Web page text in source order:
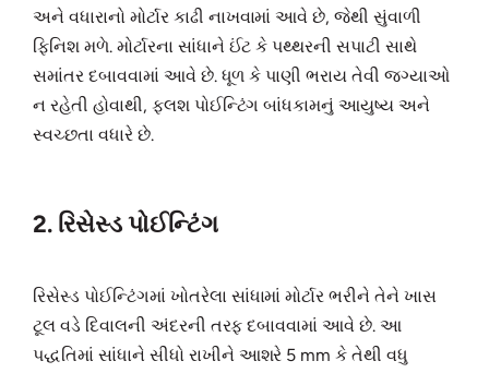
અને વધારાનો મોર્ટાર કાઢી નાખવામાં આવે છે, જેથી સુંવાળી
ફિનિશ મળે. મોર્ટારના સાંધાને ઈંટ કે પથ્થરની સપાટી સાથે
સમાંતર દબાવવામાં આવે છે. ધૂળ કે પાણી ભરાય તેવી જગ્યાઓ
ન રહેતી હોવાથી, ફ્લશ પોઈન્ટિંગ બાંધકામનું આયુષ્ય અને
સ્વચ્છતા વધારે છે.
2. રિસેસ્ડ પોઈન્ટિંગ
રિસેસ્ડ પોઈન્ટિંગમાં ખોતરેલા સાંધામાં મોર્ટાર ભરીને તેને ખાસ
ટૂલ વડે દિવાલની અંદરની તરફ દબાવવામાં આવે છે. આ
પદ્ધતિમાં સાંધાને સીધો રાખીને આશરે 5 mm કે તેથી વધુ